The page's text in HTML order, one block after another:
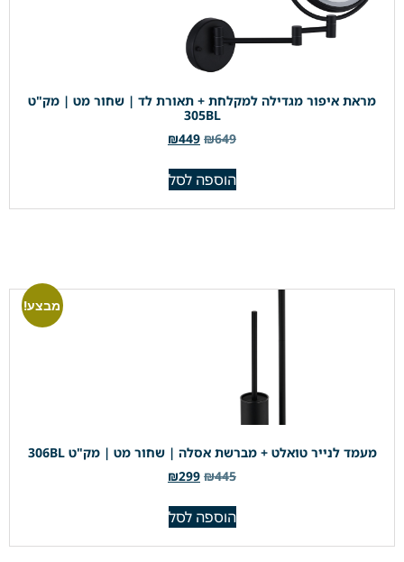
מראת איפור מגדילה למקלחת + תאורת לד | שחור מט | מק"ט
305BL
₪649
₪449
הוספה לסל
מבצע!
מעמד לנייר טואלט + מברשת אסלה | שחור מט | מק"ט 306BL
₪445
₪299
הוספה לסל